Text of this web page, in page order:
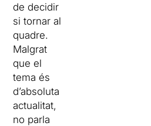
de decidir
si tornar al
quadre.
Malgrat
que el
tema és
d’absoluta
actualitat,
no parla